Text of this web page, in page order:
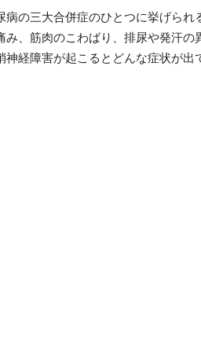
病の三大合併症のひとつに挙げら
、筋肉のこわばり、排尿や発汗の
神経障害が起こるとどんな症状が